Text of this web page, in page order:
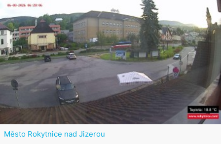
Město Rokytnice nad Jizerou